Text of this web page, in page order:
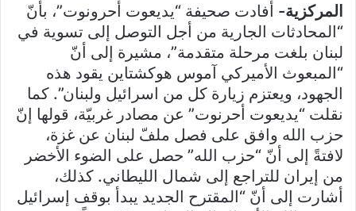
المركزية- أفادت صحيفة “يديعوت أحرونوت”، بأنّ
“المحادثات الجارية من أجل التوصل إلى تسوية في
لبنان بلغت مرحلة متقدمة”، مشيرة إلى أنّ
“المبعوث الأميركي آموس هوكشتاين يقود هذه
الجهود، ويعتزم زيارة كل من اسرائيل ولبنان”. كما
نقلت “يديعوت أحرنوت” عن مصادر غربيّة، قولها إنّ
حزب الله وافق على فصل ملفّ لبنان عن غزة،
لافتةً إلى أنّ “حزب الله” حصل على الضوء الأخضر
من إيران للتراجع إلى شمال الليطاني. كذلك،
أشارت إلى أنّ “المقترح الجديد يبدأ بوقف إسرائيل